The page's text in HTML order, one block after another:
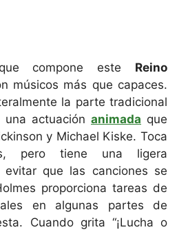
compone este Reino
músicos más que capaces.
la parte tradicional
una actuación animada que
y Michael Kiske. Toca
pero tiene una ligera
evitar que las canciones se
proporciona tareas de
en algunas partes de
Cuando grita “¡Lucha o